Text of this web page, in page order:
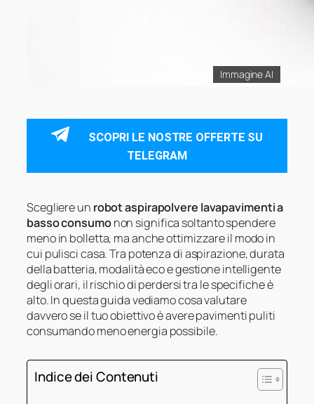
Immagine AI
SCOPRI LE NOSTRE OFFERTE SU
TELEGRAM
Scegliere un robot aspirapolvere lavapavimenti a
basso consumonon significa soltanto spendere
meno in bolletta, ma anche ottimizzare il modo in
cui pulisci casa. Tra potenza di aspirazione, durata
della batteria, modalità eco e gestione intelligente
degli orari, il rischio di perdersi tra le specifiche è
alto. In questa guida vediamo cosa valutare
davvero se il tuo obiettivo è avere pavimenti puliti
consumando meno energia possibile.
Indice dei Contenuti